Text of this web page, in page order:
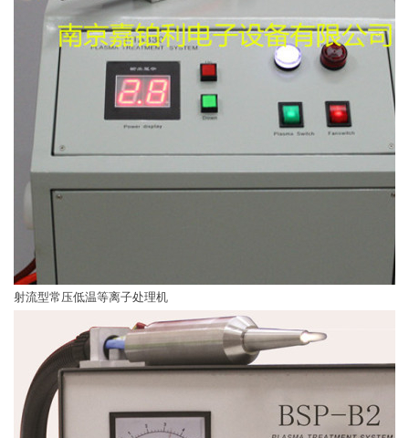
射流型常压低温等离子处理机